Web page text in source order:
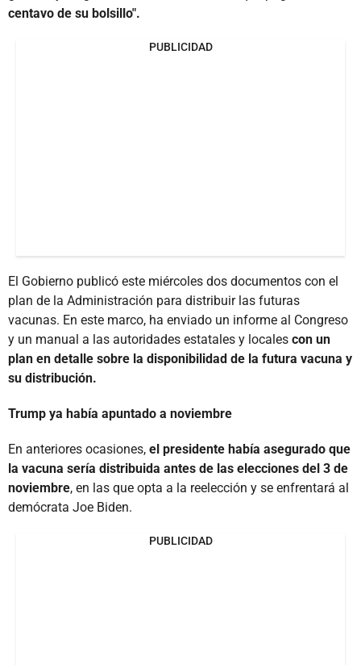
centavo de su bolsillo".
PUBLICIDAD
El Gobierno publicó este miércoles dos documentos con el
plan de la Administración para distribuir las futuras
vacunas. En este marco, ha enviado un informe al Congreso
y un manual a las autoridades estatales y locales con un
plan en detalle sobre la disponibilidad de la futura vacuna y
su distribución.
Trump ya había apuntado a noviembre
En anteriores ocasiones, el presidente había asegurado que
la vacuna sería distribuida antes de las elecciones del 3 de
noviembre, en las que opta a la reelección y se enfrentará al
demócrata Joe Biden.
PUBLICIDAD